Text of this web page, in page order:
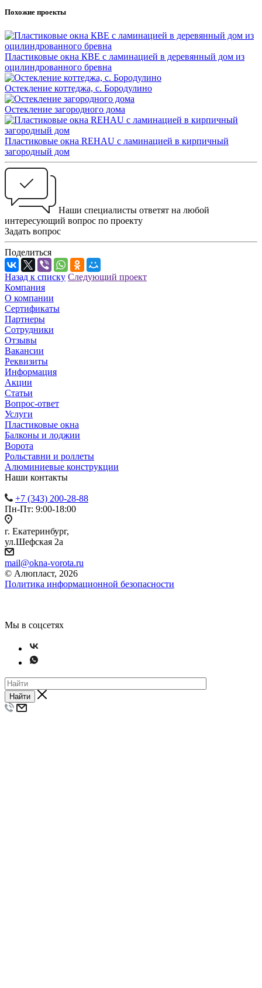
Похожие проекты
Пластиковые окна КВЕ с ламинацией в деревянный дом из
оцилиндрованного бревна
Остекление коттеджа, с. Бородулино
Остекление загородного дома
Пластиковые окна REHAU с ламинацией в кирпичный
загородный дом
Наши специалисты ответят на любой
интересующий вопрос по проекту
Задать вопрос
Поделиться
Назад к списку Следующий проект
Компания
О компании
Сертификаты
Партнеры
Сотрудники
Отзывы
Вакансии
Реквизиты
Информация
Акции
Статьи
Вопрос-ответ
Услуги
Пластиковые окна
Балконы и лоджии
Ворота
Рольставни и роллеты
Алюминиевые конструкции
Наши контакты
+7 (343) 200-28-88
Пн-Пт: 9:00-18:00
г. Екатеринбург,
ул.Шефская 2а
mail@okna-vorota.ru
© Алюпласт, 2026
Политика информационной безопасности
Мы в соцсетях
Найти